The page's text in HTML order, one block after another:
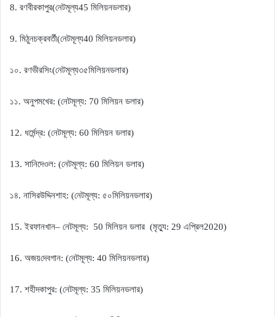
8. রণবীরকাপুর(নেটমূল্য45 মিলিয়নডলার)
9. মিঠুনচক্রবর্তী(নেটমূল্য40 মিলিয়নডলার)
১০. রণভীরসিং(নেটমূল্য৩৫মিলিয়নডলার)
১১. অনুপমখের: (নেটমূল্য: 70 মিলিয়ন ডলার)
12. ধর্মেন্দ্র: (নেটমূল্য: 60 মিলিয়ন ডলার)
13. সানিদেওল: (নেটমূল্য: 60 মিলিয়ন ডলার)
১৪. নাসিরউদ্দিনশাহ: (নেটমূল্য: ৫০মিলিয়নডলার)
15. ইরফানখান– নেটমূল্য: 50 মিলিয়ন ডলার (মৃত্যু: 29 এপ্রিল2020)
16. অজয়দেবগান: (নেটমূল্য: 40 মিলিয়নডলার)
17. শহীদকাপুর: (নেটমূল্য: 35 মিলিয়নডলার)